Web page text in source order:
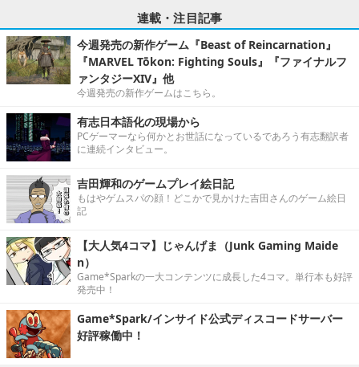
連載・注目記事
今週発売の新作ゲーム『Beast of Reincarnation』
『MARVEL Tōkon: Fighting Souls』『ファイナルフ
ァンタジーXIV』他
今週発売の新作ゲームはこちら。
有志日本語化の現場から
PCゲーマーなら何かとお世話になっているであろう有志翻訳者
に連続インタビュー。
吉田輝和のゲームプレイ絵日記
もはやゲムスパの顔！どこかで見かけた吉田さんのゲーム絵日
記
【大人気4コマ】じゃんげま（Junk Gaming Maide
n）
Game*Sparkの一大コンテンツに成長した4コマ。単行本も好評
発売中！
Game*Spark/インサイド公式ディスコードサーバー
好評稼働中！